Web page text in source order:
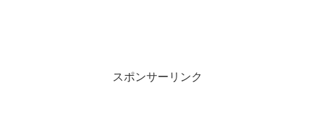
スポンサーリンク